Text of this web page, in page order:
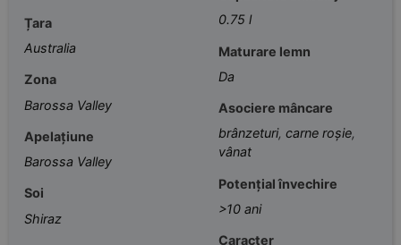
Țara
Australia
Zona
Barossa Valley
Apelațiune
Barossa Valley
Soi
Shiraz
0.75 l
Maturare lemn
Da
Asociere mâncare
brânzeturi,carne roșie,
vânat
Potențial învechire
>10 ani
Caracter